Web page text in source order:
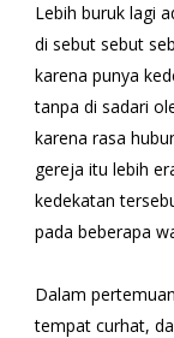
Lebih buruk lagi
di sebut sebut
karena punya
tanpa di sadari
karena rasa
gereja itu lebih
kedekatan
pada beberapa
Dalam
tempat curhat,